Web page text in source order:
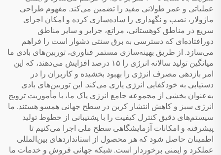
عملیاتی و عمر طولانی مفید را تضمین می‌کند. مفهوم طراحی
ماژولار، نصب و نگهداری را ساده‌سازی کرده و امکان اجرای
سریع در مناطق کوهستانی، مراتع، جزایر و سایر مناطق
دورافتاده‌ای که دسترسی به برق سنتی دشوار است را فراهم
می‌سازد. از طریق بهینه‌سازی مستمر فناوری، توربین‌های بادی ما
میانگین تولید سالانه انرژی را ۱۵ درصد افزایش می‌دهند، که این
امر بازدهی مصرف انرژی را بهبود بخشیده و کاربران را در
دستیابی به خودکفایی انرژی یاری می‌کند. این توربین‌های بادی
به‌عنوان بخشی از مجموعه جامع انرژی پاک ما، با مأموریت ترویج
انرژی سبز و کاهش انتشار کربن در سطح جهانی همسو هستند. ما
سیستم‌های دقیق کنترل کیفیت را با پشتیبانی از خطوط تولید
پیشرفته و امکانات آزمایشگاهی سطح ملی اجرا می‌کنیم تا
اطمینان حاصل شود که هر محصول از استانداردهای بین‌المللی
عملکرد و ایمنی برخوردار است. شبکه جهانی فروش و خدمات ما